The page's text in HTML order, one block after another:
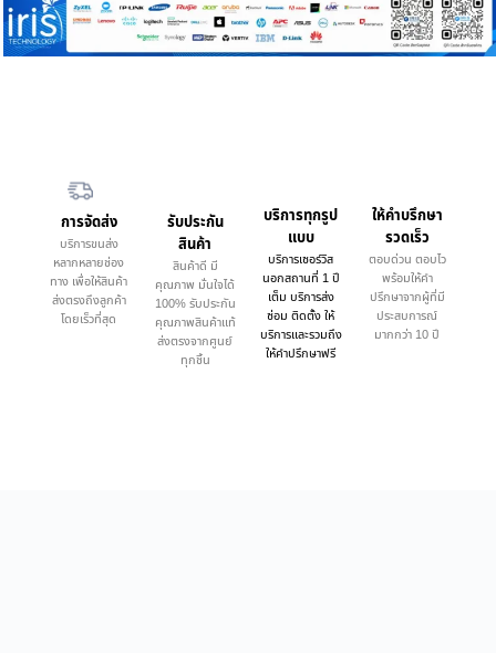
การจัดส่ง
บริการขนส่ง
หลากหลายช่อง
ทาง เพื่อให้สินค้า
ส่งตรงถึงลูกค้า
โดยเร็วที่สุด
รับประกัน
สินค้า
สินค้าดี มี
คุณภาพ มั่นใจได้
100% รับประกัน
คุณภาพสินค้าแท้
ส่งตรงจากศูนย์
ทุกชิ้น
บริการทุกรูป
แบบ
บริการเซอร์วิส
นอกสถานที่ 1 ปี
เต็ม บริการส่ง
ซ่อม ติดตั้ง ให้
บริการและรวมถึง
ให้คำปรึกษาฟรี
ให้คำบรึกษา
รวดเร็ว
ตอบด่วน ตอบไว
พร้อมให้คำ
ปรึกษาจากผู้ที่มี
ประสบการณ์
มากกว่า 10 ปี